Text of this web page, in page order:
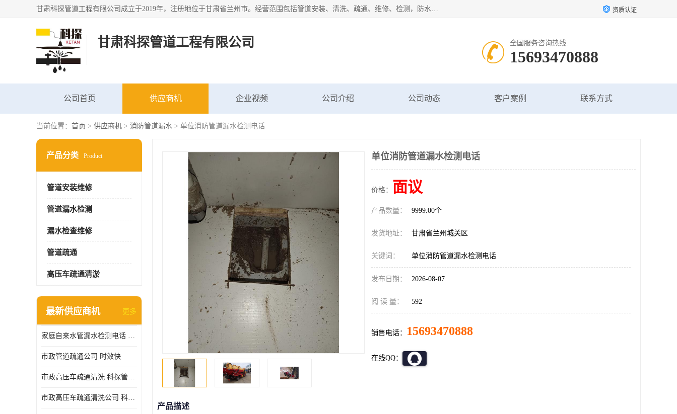
甘肃科探管道工程有限公司成立于2019年，注册地位于甘肃省兰州市。经营范围包括管道安装、清洗、疏通、维修、检测，防水工程，工程钻孔，化粪池清理，暖气安装，给排水管道安装维修，室内外管道如消防、供水、供热管道漏水检测定位，室内外防水堵漏等。 资质认证
甘肃科探管道工程有限公司 全国服务咨询热线:
15693470888
公司首页 供应商机 企业视频 公司介绍 公司动态 客户案例 联系方式
当前位置： 首页 > 供应商机 > 消防管道漏水 > 单位消防管道漏水检测电话
产品分类 Product
管道安装维修
管道漏水检测
漏水检查维修
管道疏通
高压车疏通清淤
最新供应商机 更多
家庭自来水管漏水检测电话 服务周到
市政管道疏通公司 时效快
市政高压车疏通清洗 科探管道工程 设备齐
市政高压车疏通清洗公司 科探管道工程 经验丰富
单位消防管道漏水检测电话
价格： 面议
产品数量： 9999.00个
发货地址： 甘肃省兰州城关区
关键词： 单位消防管道漏水检测电话
发布日期： 2026-08-07
阅 读 量： 592
销售电话： 15693470888
在线QQ：
产品描述